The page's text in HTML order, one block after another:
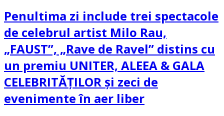
Penultima zi include trei spectacole
de celebrul artist Milo Rau,
„FAUST”, „Rave de Ravel” distins cu
un premiu UNITER, ALEEA & GALA
CELEBRITĂȚILOR și zeci de
evenimente în aer liber